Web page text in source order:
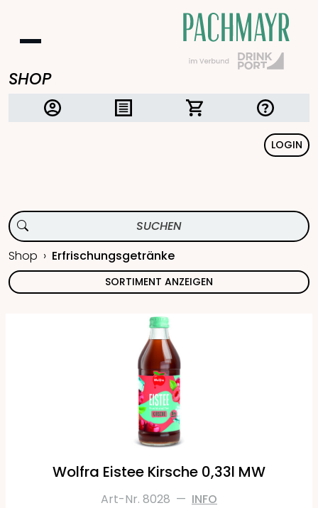
SHOP
LOGIN
Shop Erfrischungsgetränke
SORTIMENT ANZEIGEN
Wolfra Eistee Kirsche 0,33l MW
Art-Nr. 8028 — INFO